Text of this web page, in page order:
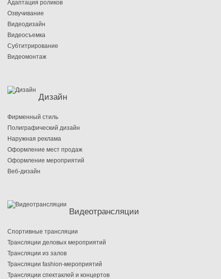
Адаптация роликов
Озвучивание
Видеодизайн
Видеосъемка
Субтитрирование
Видеомонтаж
Дизайн
Фирменный стиль
Полиграфический дизайн
Наружная реклама
Оформление мест продаж
Оформление мероприятий
Веб-дизайн
Видеотрансляции
Cпортивные трансляции
Трансляции деловых мероприятий
Трансляции из залов
Трансляции fashion-мероприятий
Трансляции спектаклей и концертов